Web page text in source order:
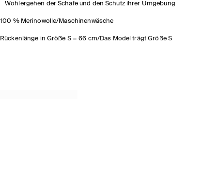
Wohlergehen der Schafe und den Schutz ihrer Umgebung
100 % Merinowolle/Maschinenwäsche
Rückenlänge in Größe S = 66 cm/Das Model trägt Größe S